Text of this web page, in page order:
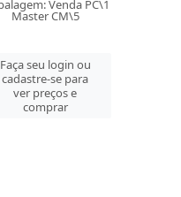
Venda PC\1
Master CM\5
Faça seu login ou
cadastre-se para
ver preços e
comprar